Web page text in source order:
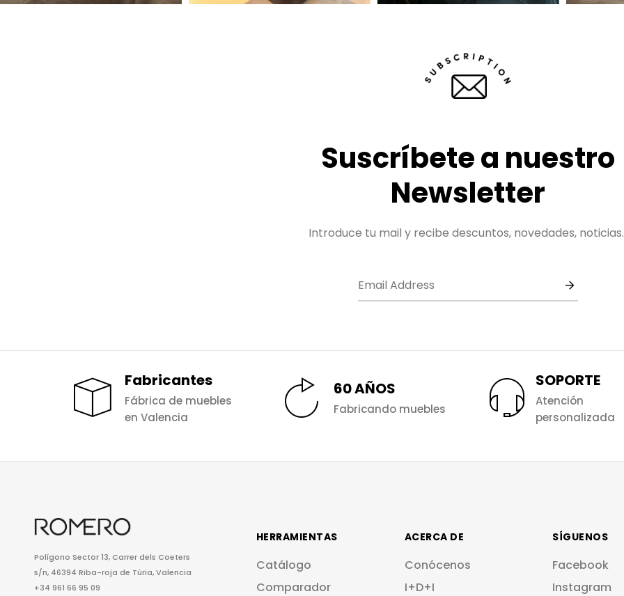
Suscríbete a nuestro
Newsletter
Introduce tu mail y recibe descuntos, novedades,
Fabricantes
Fábrica de muebles
en Valencia
60 AÑOS
Fabricando muebles
SOPORTE
Atención
personalizada
Polígono Sector 13, Carrer dels Coeters
s/n, 46394 Riba-roja de Túria, Valencia
+34 961 66 95 09
HERRAMIENTAS
Catálogo
Comparador
ACERCA DE
Conócenos
I+D+I
SÍGUENOS
Facebook
Instagram